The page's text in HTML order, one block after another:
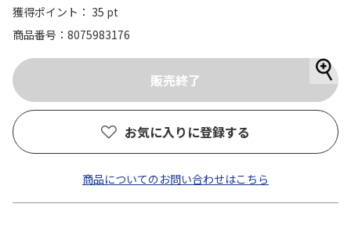
獲得ポイント： 35 pt
商品番号
8075983176
お気に入りに登録する
商品についてのお問い合わせはこちら